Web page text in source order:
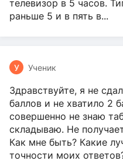
телевизор в 5 часов.
раньше 5 и в пять в...
У Ученик
Здравствуйте, я не
баллов и не хватило 2
совершенно не знаю
складываю. Не
Как мне быть? Какие
точности моих